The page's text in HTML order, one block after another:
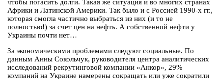
чтобы погасить долги. Такая же ситуация и во многих странах
Африки и Латинской Америки. Так было и с Россией 1990-х гг.,
которая смогла частично выбраться из них (и то не
полностью!) за счет цен на нефть. А собственной нефти у
Украины почти нет…
За экономическими проблемами следуют социальные. По
данным Анны Сокольчук, руководителя центра аналитических
исследований рекрутинговой компании «Анкор», 29%
компаний на Украине намерены сокращать или уже сократили